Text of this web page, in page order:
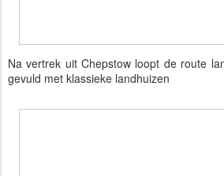
Na vertrek uit Chepstow loopt de route
gevuld met klassieke landhuizen